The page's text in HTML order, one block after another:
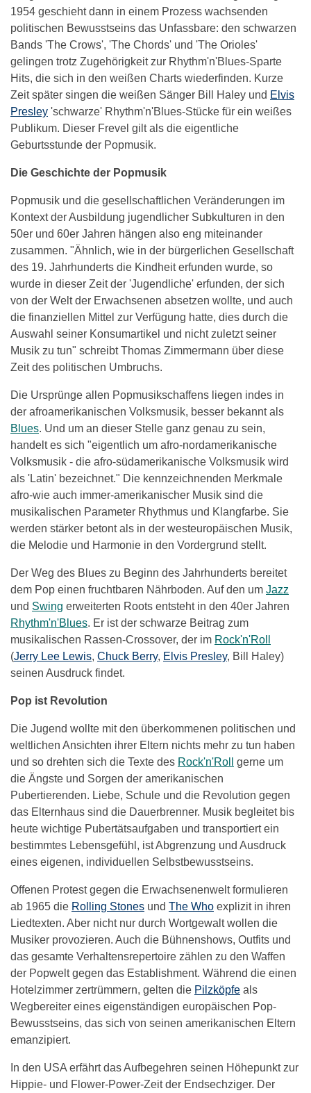
1954 geschieht dann in einem Prozess wachsenden
politischen Bewusstseins das Unfassbare: den schwarzen
Bands 'The Crows', 'The Chords' und 'The Orioles'
gelingen trotz Zugehörigkeit zur Rhythm'n'Blues-Sparte
Hits, die sich in den weißen Charts wiederfinden. Kurze
Zeit später singen die weißen Sänger Bill Haley und Elvis
Presley 'schwarze' Rhythm'n'Blues-Stücke für ein weißes
Publikum. Dieser Frevel gilt als die eigentliche
Geburtsstunde der Popmusik.
Die Geschichte der Popmusik
Popmusik und die gesellschaftlichen Veränderungen im
Kontext der Ausbildung jugendlicher Subkulturen in den
50er und 60er Jahren hängen also eng miteinander
zusammen. "Ähnlich, wie in der bürgerlichen Gesellschaft
des 19. Jahrhunderts die Kindheit erfunden wurde, so
wurde in dieser Zeit der 'Jugendliche' erfunden, der sich
von der Welt der Erwachsenen absetzen wollte, und auch
die finanziellen Mittel zur Verfügung hatte, dies durch die
Auswahl seiner Konsumartikel und nicht zuletzt seiner
Musik zu tun" schreibt Thomas Zimmermann über diese
Zeit des politischen Umbruchs.
Die Ursprünge allen Popmusikschaffens liegen indes in
der afroamerikanischen Volksmusik, besser bekannt als
Blues. Und um an dieser Stelle ganz genau zu sein,
handelt es sich "eigentlich um afro-nordamerikanische
Volksmusik - die afro-südamerikanische Volksmusik wird
als 'Latin' bezeichnet." Die kennzeichnenden Merkmale
afro-wie auch immer-amerikanischer Musik sind die
musikalischen Parameter Rhythmus und Klangfarbe. Sie
werden stärker betont als in der westeuropäischen Musik,
die Melodie und Harmonie in den Vordergrund stellt.
Der Weg des Blues zu Beginn des Jahrhunderts bereitet
dem Pop einen fruchtbaren Nährboden. Auf den um Jazz
und Swing erweiterten Roots entsteht in den 40er Jahren
Rhythm'n'Blues. Er ist der schwarze Beitrag zum
musikalischen Rassen-Crossover, der im Rock'n'Roll
(Jerry Lee Lewis, Chuck Berry, Elvis Presley, Bill Haley)
seinen Ausdruck findet.
Pop ist Revolution
Die Jugend wollte mit den überkommenen politischen und
weltlichen Ansichten ihrer Eltern nichts mehr zu tun haben
und so drehten sich die Texte des Rock'n'Roll
gerne um
die Ängste und Sorgen der amerikanischen
Pubertierenden. Liebe, Schule und die Revolution gegen
das Elternhaus sind die Dauerbrenner. Musik begleitet bis
heute wichtige Pubertätsaufgaben und transportiert ein
bestimmtes Lebensgefühl, ist Abgrenzung und Ausdruck
eines eigenen, individuellen Selbstbewusstseins.
Offenen Protest gegen die Erwachsenenwelt formulieren
ab 1965 die Rolling Stones und The Who explizit in ihren
Liedtexten. Aber nicht nur durch Wortgewalt wollen die
Musiker provozieren. Auch die Bühnenshows, Outfits und
das gesamte Verhaltensrepertoire zählen zu den Waffen
der Popwelt gegen das Establishment. Während die einen
Hotelzimmer zertrümmern, gelten die Pilzköpfe als
Wegbereiter eines eigenständigen europäischen Pop-
Bewusstseins, das sich von seinen amerikanischen Eltern
emanzipiert.
In den USA erfährt das Aufbegehren seinen Höhepunkt zur
Hippie- und Flower-Power-Zeit der Endsechziger. Der